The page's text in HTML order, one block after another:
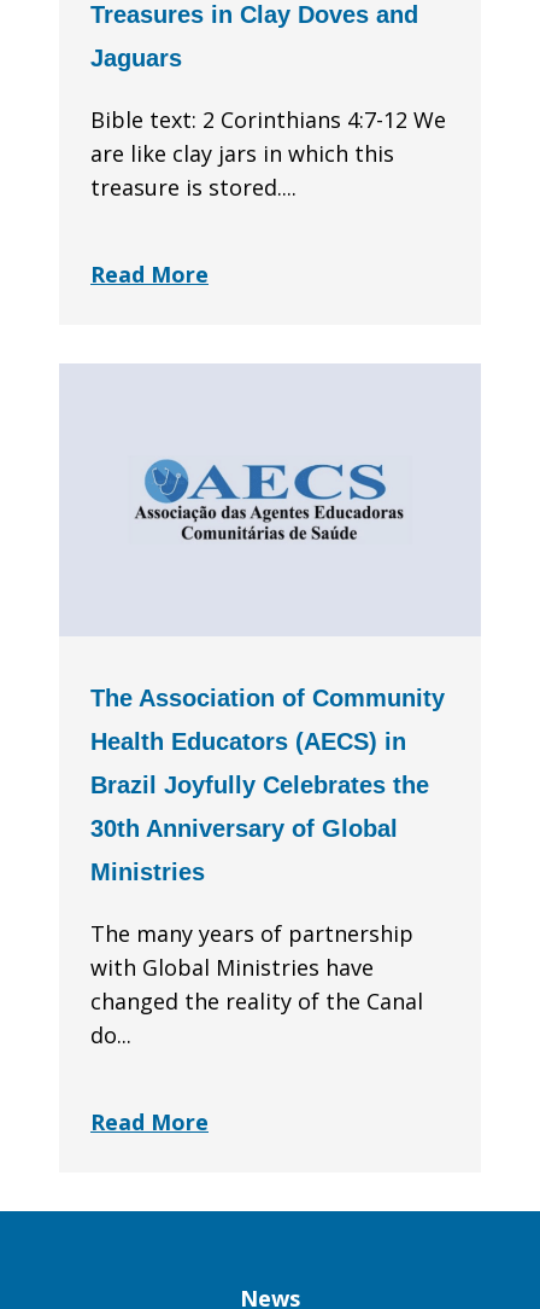
Treasures in Clay Doves and
Jaguars
Bible text: 2 Corinthians 4:7-12 We
are like clay jars in which this
treasure is stored....
Read More
The Association of Community
Health Educators (AECS) in
Brazil Joyfully Celebrates the
30th Anniversary of Global
Ministries
The many years of partnership
with Global Ministries have
changed the reality of the Canal
do...
Read More
News